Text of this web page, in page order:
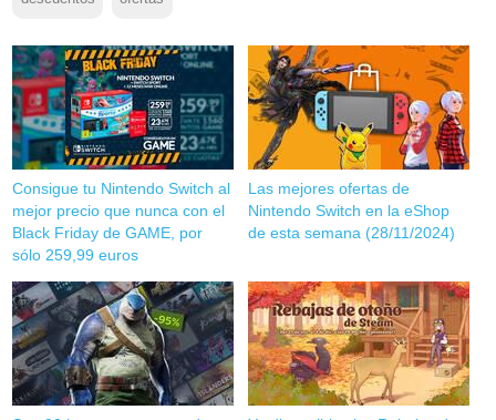
Consigue tu Nintendo Switch al
mejor precio que nunca con el
Black Friday de GAME, por
sólo 259,99 euros
Las mejores ofertas de
Nintendo Switch en la eShop
de esta semana (28/11/2024)